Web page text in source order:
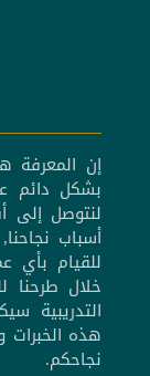
إن المعرفة
بشكل دائم
لنتوصل إلى
أسباب
للقيام بأي
خلال طرحنا
التدريبية
هذه
نجاحكم.